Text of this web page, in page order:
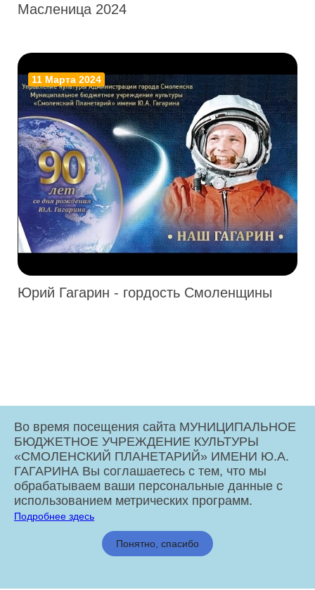
Масленица 2024
11 Марта 2024
Юрий Гагарин - гордость Смоленщины
МБУК «Смоленский Планетарий» имени Ю.А. Гагарина © 2026
Администрация города Смоленска
Во время посещения сайта МУНИЦИПАЛЬНОЕ
БЮДЖЕТНОЕ УЧРЕЖДЕНИЕ КУЛЬТУРЫ
«СМОЛЕНСКИЙ ПЛАНЕТАРИЙ» ИМЕНИ Ю.А.
ГАГАРИНА Вы соглашаетесь с тем, что мы
обрабатываем ваши персональные данные с
использованием метрических программ.
Подробнее здесь
Понятно, спасибо